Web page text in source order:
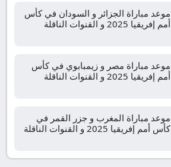
موعد مباراة الجزائر و السودان في كأس
أمم إفريقيا 2025 و القنوات الناقلة
موعد مباراة مصر و زيمبابوي في كأس
أمم إفريقيا 2025 و القنوات الناقلة
موعد مباراة المغرب و جزر القمر في
كأس أمم إفريقيا 2025 و القنوات الناقلة